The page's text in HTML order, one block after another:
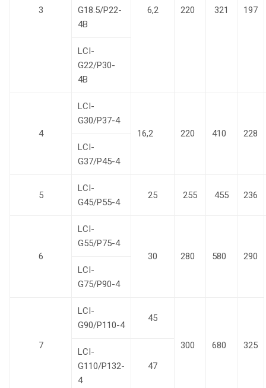
3 6,2 220 321 197
G18.5/P22-
4B
LCI-
G22/P30-
4B
4
LCI-
G30/P37-4
16,2
220 410
228
LCI-
G37/P45-4
5
LCI-
G45/P55-4
25 255 455 236
6
LCI-
G55/P75-4
30
280 580
290
LCI-
G75/P90-4
7
LCI-
G90/P110-4
45
300 680 325
LCI-
G110/P132-
4
47